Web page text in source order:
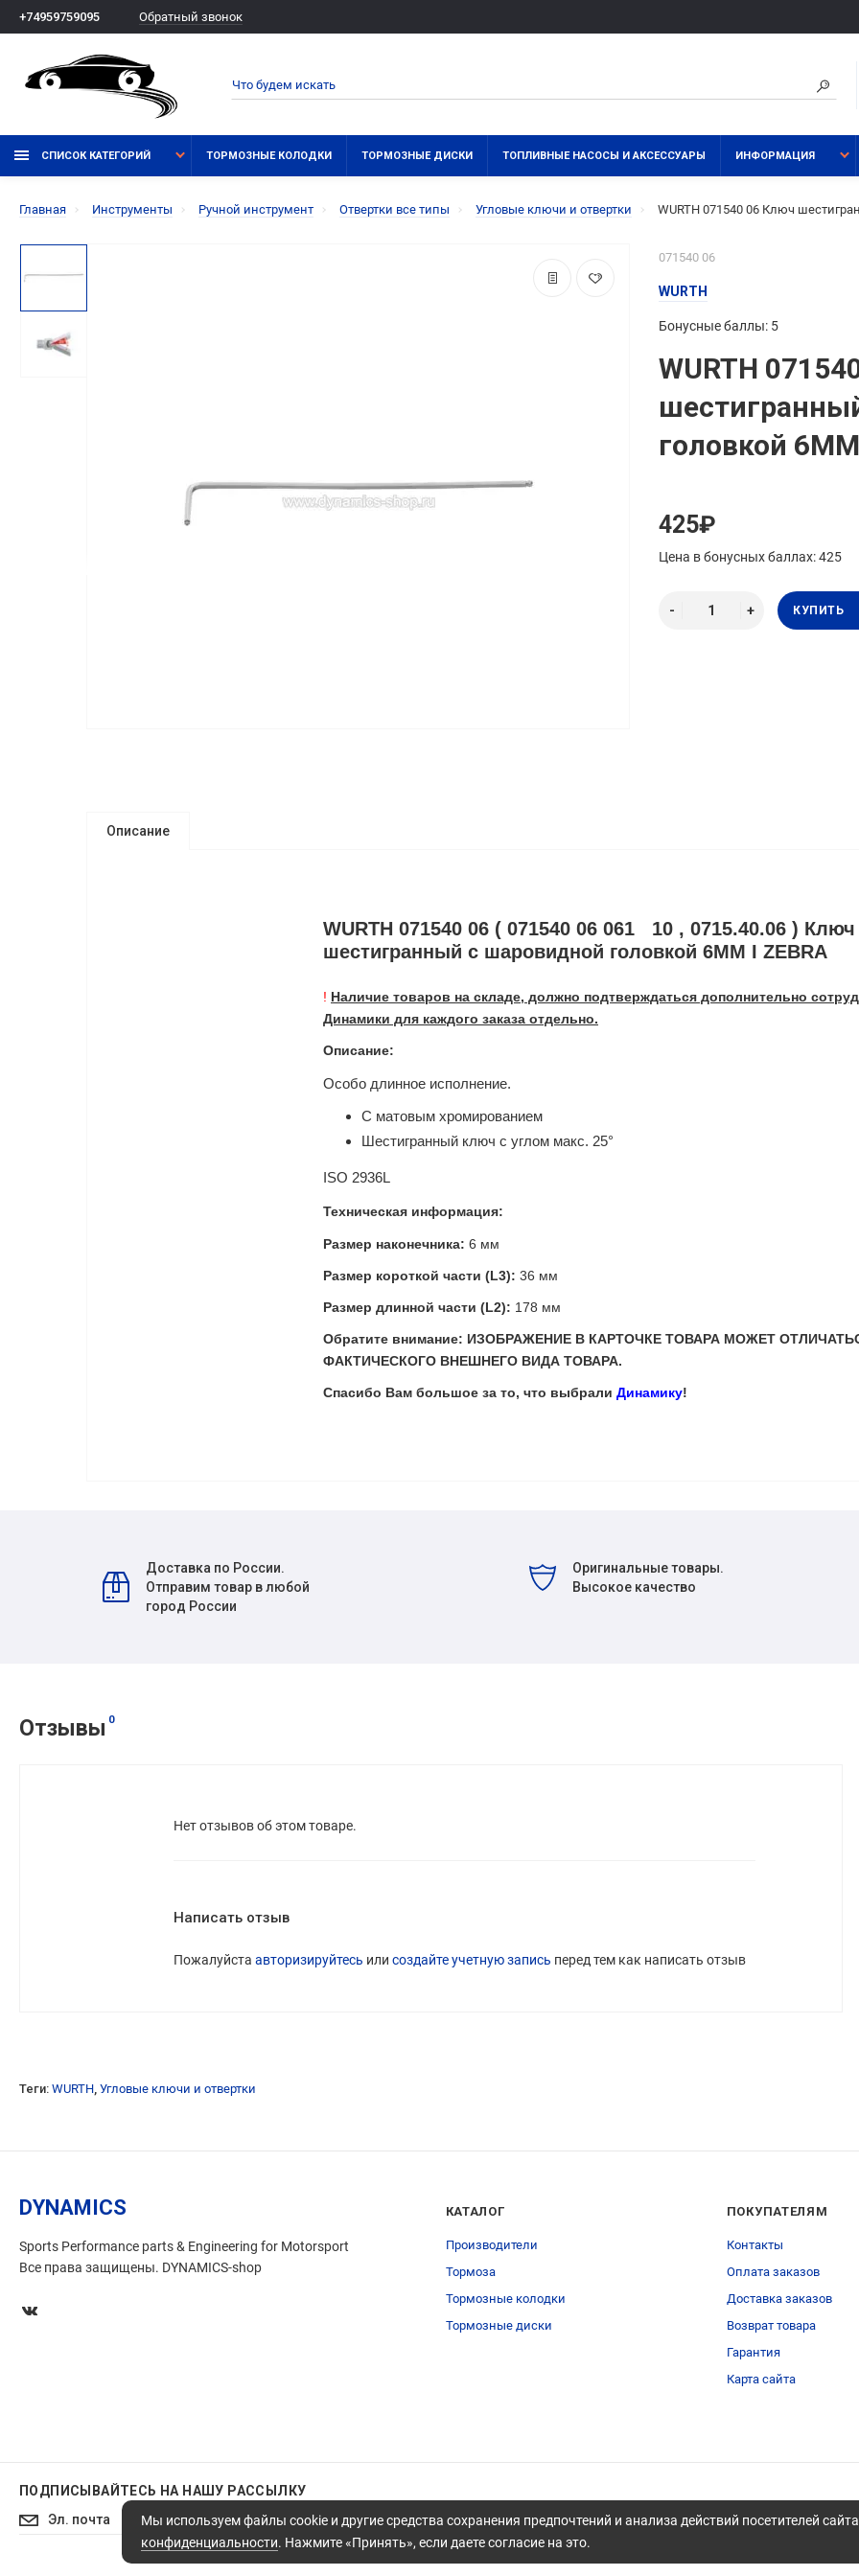
+74959759095 Обратный звонок
СПИСОК КАТЕГОРИЙ ТОРМОЗНЫЕ КОЛОДКИ ТОРМОЗНЫЕ ДИСКИ ТОПЛИВНЫЕ НАСОСЫ И АКСЕССУАРЫ ИНФОРМАЦИЯ
Главная Инструменты Ручной инструмент Отвертки все типы Угловые ключи и отвертки WURTH 071540 06 Ключ
071540 06
WURTH
Бонусные баллы: 5
WURTH
головкой
425₽
Цена в бонусных баллах: 425
КУПИТЬ
Описание
WURTH 071540 06 ( 071540 06 061 10 , 0715.40.06 ) Ключ
шестигранный с шаровидной головкой 6MM I ZEBRA
! Наличие товаров на складе, должно подтверждаться дополнительно
Динамики для каждого заказа отдельно.
Описание:
Особо длинное исполнение.
С матовым хромированием
Шестигранный ключ с углом макс. 25°
ISO 2936L
Техническая информация:​
Размер наконечника: 6 мм
Размер короткой части (L3): 36 мм
Размер длинной части (L2): 178 мм
Обратите внимание: ИЗОБРАЖЕНИЕ В КАРТОЧКЕ ТОВАРА МОЖЕТ
ФАКТИЧЕСКОГО ВНЕШНЕГО ВИДА ТОВАРА.
Спасибо Вам большое за то, что выбрали Динамику!
Доставка по России.
Отправим товар в любой
город России
Оригинальные товары.
Высокое качество
Отзывы 0
Нет отзывов об этом товаре.
Написать отзыв
Пожалуйста авторизируйтесь или создайте учетную запись перед тем как написать отзыв
Теги: WURTH, Угловые ключи и отвертки
Мы используем файлы cookie и другие средства сохранения предпочтений и анализа действий посетителей
конфиденциальности. Нажмите «Принять», если даете согласие на это.
DYNAMICS
Sports Performance parts & Engineering for Motorsport
Все права защищены. DYNAMICS-shop
КАТАЛОГ
Производители
Тормоза
Тормозные колодки
Тормозные диски
ПОКУПАТЕЛЯМ
Контакты
Оплата заказов
Доставка заказов
Возврат товара
Гарантия
Карта сайта
ПОДПИСЫВАЙТЕСЬ НА НАШУ РАССЫЛКУ
Подписаться